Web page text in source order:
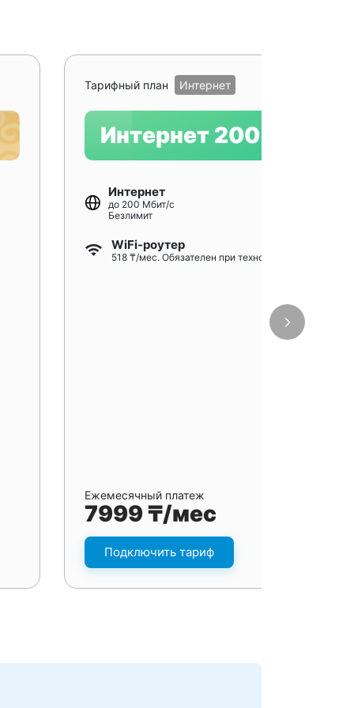
Тарифный план Интернет
Интернет 200
Интернет
до 200 Мбит/с
Безлимит
WiFi-роутер
518 ₸/мес. Обязателен при технологии GPON
Ежемесячный платеж
7999 ₸/мес
Подключить тариф